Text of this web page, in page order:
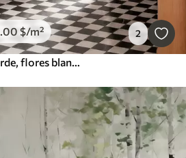
.00 $/m² 2